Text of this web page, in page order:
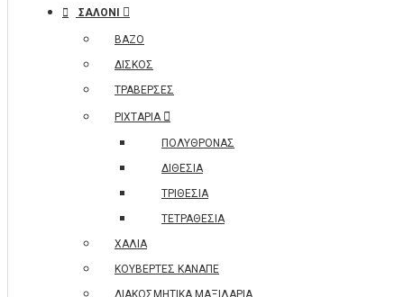
ΣΑΛΟΝΙ
ΒΑΖΟ
ΔΙΣΚΟΣ
ΤΡΑΒΕΡΣΕΣ
ΡΙΧΤΑΡΙΑ
ΠΟΛΥΘΡΟΝΑΣ
ΔΙΘΕΣΙΑ
ΤΡΙΘΕΣΙΑ
ΤΕΤΡΑΘΕΣΙΑ
ΧΑΛΙΑ
ΚΟΥΒΕΡΤΕΣ ΚΑΝΑΠΕ
ΔΙΑΚΟΣΜΗΤΙΚΑ ΜΑΞΙΛΑΡΙΑ